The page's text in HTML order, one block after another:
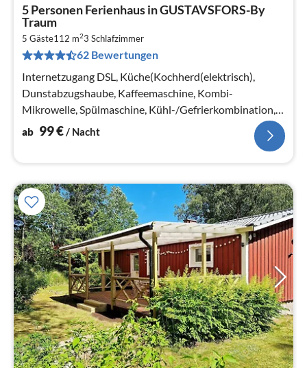
5 Personen Ferienhaus in GUSTAVSFORS-By
Traum
5 Gäste112 m23 Schlafzimmer
62 Bewertungen
Internetzugang DSL, Küche(Kochherd(elektrisch),
Dunstabzugshaube, Kaffeemaschine, Kombi-
Mikrowelle, Spülmaschine, Kühl-/Gefrierkombination,
Hochstuhl, Wasser vom Brunnen)
ab 99€/ Nacht